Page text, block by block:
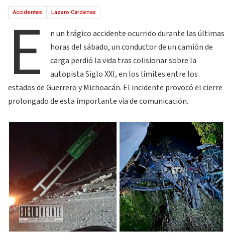
Accidentes Lázaro Cárdenas
E
n un trágico accidente ocurrido durante las últimas
horas del sábado, un conductor de un camión de
carga perdió la vida tras colisionar sobre la
autopista Siglo XXI, en los límites entre los
estados de Guerrero y Michoacán. El incidente provocó el cierre
prolongado de esta importante vía de comunicación.